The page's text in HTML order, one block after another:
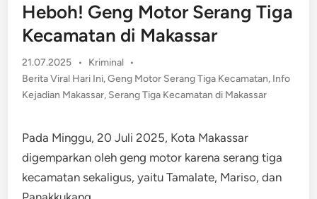
Heboh! Geng Motor Serang Tiga
Kecamatan di Makassar
21.07.2025 •
Posted
in
Kriminal •
Berita Viral Hari Ini,Geng Motor Serang Tiga Kecamatan, Info
Kejadian Makassar, Serang Tiga Kecamatan di Makassar
Pada Minggu, 20 Juli 2025, Kota Makassar
digemparkan oleh geng motor karena serang tiga
kecamatan sekaligus, yaitu Tamalate, Mariso, dan